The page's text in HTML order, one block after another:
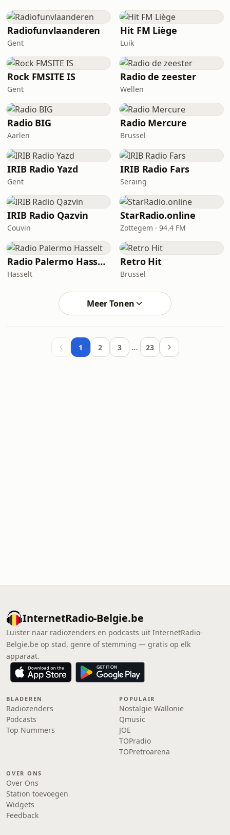
Radiofunvlaanderen
Gent
Hit FM Liège
Luik
Rock FMSITE IS
Gent
Radio de zeester
Wellen
Radio BIG
Aarlen
Radio Mercure
Brussel
IRIB Radio Yazd
Gent
IRIB Radio Fars
Seraing
IRIB Radio Qazvin
Couvin
StarRadio.online
Zottegem · 94.4 FM
Radio Palermo Hasselt
Hasselt
Retro Hit
Brussel
Meer Tonen
1 2 3 … 23
InternetRadio-Belgie.be
Luister naar radiozenders en podcasts uit InternetRadio-
Belgie.be op stad, genre of stemming — gratis op elk
apparaat.
BLADEREN
Radiozenders
Podcasts
Top Nummers
POPULAIR
Nostalgie Wallonie
Qmusic
JOE
TOPradio
TOPretroarena
OVER ONS
Over Ons
Station toevoegen
Widgets
Feedback